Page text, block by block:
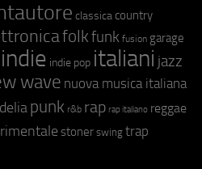
classica country
folkfunk fusion garage
indie indie pop italiani jazz
wave nuova musica italiana
punk r&b rap rap italiano reggae
stoner swing trap